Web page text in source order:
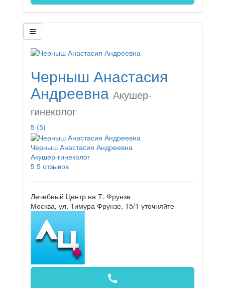
Черныш Анастасия
Андреевна Акушер-
гинеколог
5 (5)
Черныш Анастасия Андреевна
Акушер-гинеколог
5 5 отзывов
Лечебный Центр на Т. Фрунзе
Москва, ул. Тимура Фрунзе, 15/1 уточняйте
call